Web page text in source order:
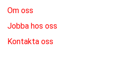
Om oss
Jobba hos oss
Kontakta oss